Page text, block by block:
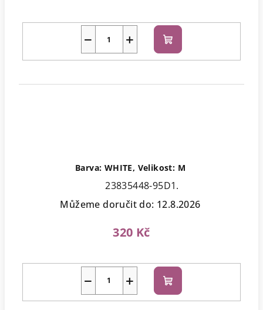
+
− Do
košíku
Barva: WHITE, Velikost: M
23835448-95D1.
Můžeme doručit do: 12.8.2026
320 Kč
+
− Do
košíku